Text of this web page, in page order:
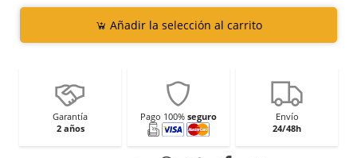
Añadir la selección al carrito
Garantía
2 años
Pago 100% seguro
Envío
24/48h